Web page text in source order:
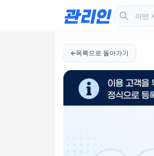
목록으로 돌아가기